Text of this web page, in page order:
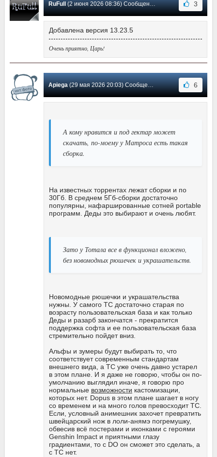
RuFull (2 июня 2026 08:36) Сообщение #603 3
Добавлена версия 13.23.5
Очень приятно, Царь!
Apiega(29 мая 2026 20:03) Сообщение #602 6
А кому нравится и под гектар может
скачать, по-моему у Матроса есть такая
сборка.
На известных торрентах лежат сборки и по
30Гб. В среднем 5Гб-сборки достаточно
популярны, нафаршированные сотней portable
программ. Деды это выбирают и очень любят.
Зато у Тотала все в функционал вложено,
без новомодных рюшечек и украшательств.
Новомодные рюшечки и украшательства
нужны. У самого TC достаточно старая по
возрасту пользовательская база и как только
Деды и разарб закончатся - прекратится
поддержка софта и ее пользовательская база
стремительно пойдет вниз.
Альфы и зумеры будут выбирать то, что
соответствует современным стандартам
внешнего вида, а TC уже очень давно устарел
в этом плане. И я даже не говорю, чтобы он по-
умолчанию выглядил иначе, я говорю про
нормальные возможности кастомизации,
которых нет. Dopus в этом плане шагает в ногу
со временем и на много голов превосходит TC.
Если, условный анимешник захочет превратить
швейцарский нож в лоли-анямэ погремушку,
обвесив всё постерами и иконками с героями
Genshin Impact и приятными глазу
градиентами, то с DO он сможет это сделать, а
с TC нет.